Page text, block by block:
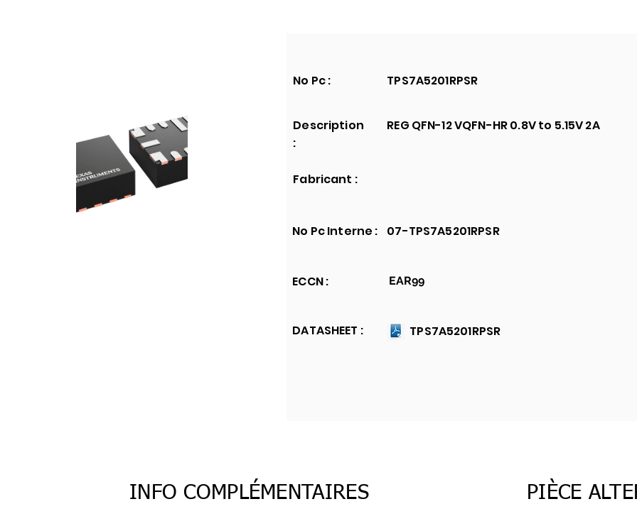
No Pc : TPS7A5201RPSR
Description
:
REG QFN-12 VQFN-HR 0.8V to 5.15V 2A
Fabricant :
No Pc Interne :
ECCN :
DATASHEET :
07-TPS7A5201RPSR
EAR99
TPS7A5201RPSR
INFO COMPLÉMENTAIRES PIÈCE